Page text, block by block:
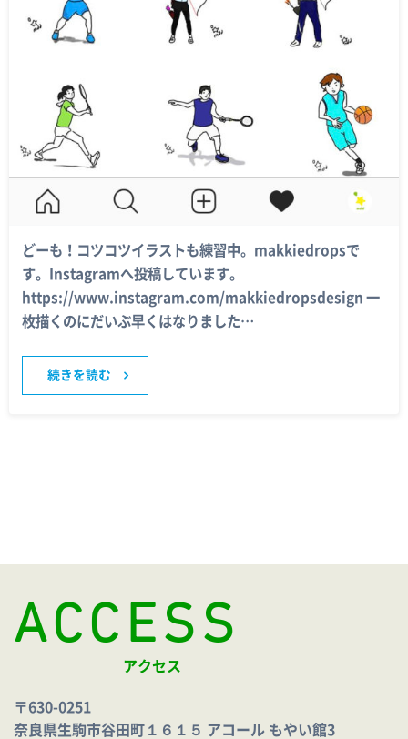
どーも！コツコツイラストも練習中。makkiedropsで
す。Instagramへ投稿しています。
https://www.instagram.com/makkiedropsdesign 一
枚描くのにだいぶ早くはなりました…
続きを読む
ACCESS
アクセス
〒630-0251
奈良県生駒市谷田町１６１５ アコール もやい館3